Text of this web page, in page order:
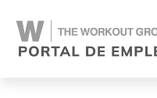
content